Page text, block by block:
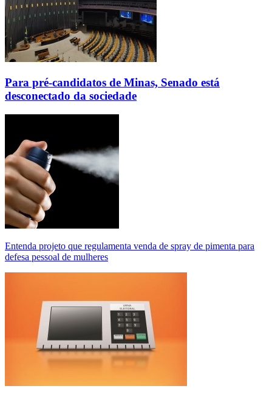
Para pré-candidatos de Minas, Senado está
desconectado da sociedade
Entenda projeto que regulamenta venda de spray de pimenta para
defesa pessoal de mulheres